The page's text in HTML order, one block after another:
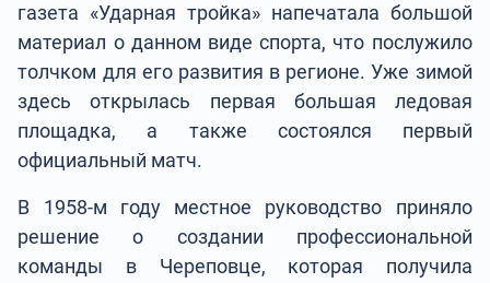
газета «Ударная тройка» напечатала большой
материал о данном виде спорта, что послужило
толчком для его развития в регионе. Уже зимой
здесь открылась первая большая ледовая
площадка, а также состоялся первый
официальный матч.
В 1958-м году местное руководство приняло
решение о создании профессиональной
команды в Череповце, которая получила